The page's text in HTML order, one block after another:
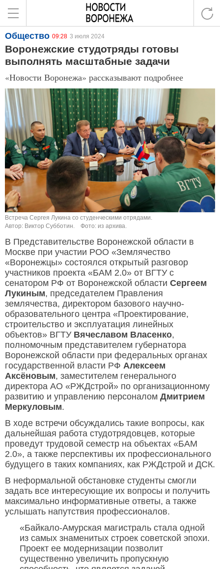
Общество 09:28 3 июля 2024
Воронежские студотряды готовы
выполнять масштабные задачи
«Новости Воронежа» рассказывают подробнее
Встреча Сергея Лукина со студенческими отрядами.
Автор: Виктор Субботин.
Фото: из архива.
В Представительстве Воронежской области в
Москве при участии РОО «Землячество
«Воронежцы» состоялся открытый разговор
участников проекта «БАМ 2.0» от ВГТУ с
сенатором РФ от Воронежской области Сергеем
Лукиным, председателем Правления
землячества, директором базового научно-
образовательного центра «Проектирование,
строительство и эксплуатация линейных
объектов» ВГТУ Вячеславом Власенко,
полномочным представителем губернатора
Воронежской области при федеральных органах
государственной власти РФ Алексеем
Аксёновым, заместителем генерального
директора АО «РЖДстрой» по организационному
развитию и управлению персоналом Дмитрием
Меркуловым.
В ходе встречи обсуждались такие вопросы, как
дальнейшая работа студотрядовцев, которые
проведут трудовой семестр на объектах «БАМ
2.0», а также перспективы их профессионального
будущего в таких компаниях, как РЖДстрой и ДСК.
В неформальной обстановке студенты смогли
задать все интересующие их вопросы и получить
максимально информативные ответы, а также
услышать напутствия профессионалов.
«Байкало-Амурская магистраль стала одной
из самых знаменитых строек советской эпохи.
Проект ее модернизации позволит
существенно увеличить пропускную